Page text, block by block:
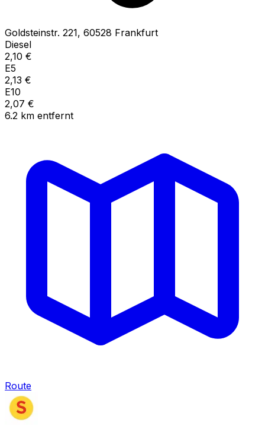
Goldsteinstr. 221, 60528 Frankfurt
Diesel
2,10 €
E5
2,13 €
E10
2,07 €
6.2 km entfernt
Route